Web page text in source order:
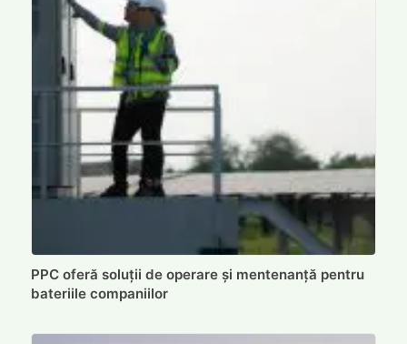
PPC oferă soluții de operare și mentenanță pentru
bateriile companiilor